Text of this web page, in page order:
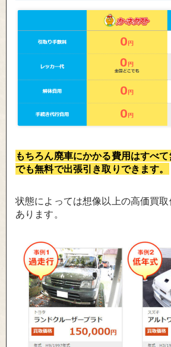
もちろん廃車にかかる費用はすべ
でも無料で出張引き取りできます。
状態によっては想像以上の高価買
あります。